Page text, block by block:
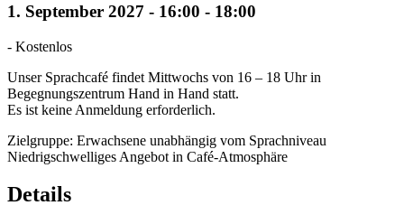
1. September 2027 - 16:00 - 18:00
- Kostenlos
Unser Sprachcafé findet Mittwochs von 16 – 18 Uhr in
Begegnungszentrum Hand in Hand statt.
Es ist keine Anmeldung erforderlich.
Zielgruppe: Erwachsene unabhängig vom Sprachniveau
Niedrigschwelliges Angebot in Café-Atmosphäre
Details